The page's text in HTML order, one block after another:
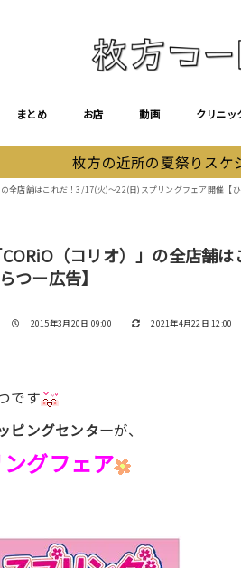
まとめ お店 動画 クリニッ
枚方の近所の夏祭りスケ
全店舗はこれだ！3/17(火)〜22(日)スプリングフェア開催【ひ
（コリオ）」の全店舗は
つー広告】
投稿日
2015年3月20日 09:00 更新日
2021年4月22日 12:00
です
ピングセンターが、
グフェア